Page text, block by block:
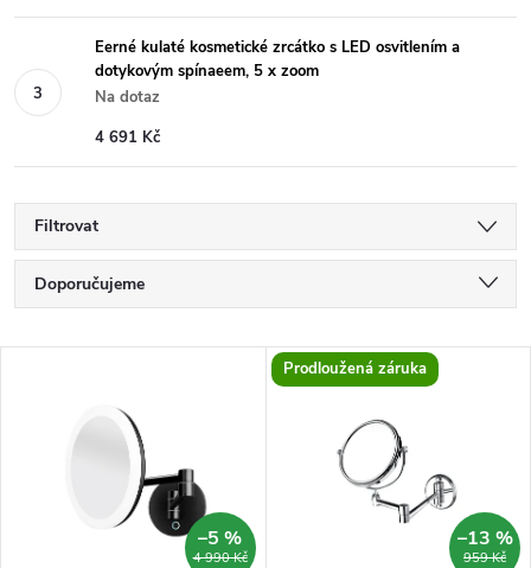
Eerné kulaté kosmetické zrcátko s LED osvitlením a
dotykovým spínaeem, 5 x zoom
Na dotaz
4 691 Kč
Filtrovat
Ř
a
Doporučujeme
Nejprodávanější
4 990 Kč
–5 %
Prodloužená záruka
959 Kč
–13 %